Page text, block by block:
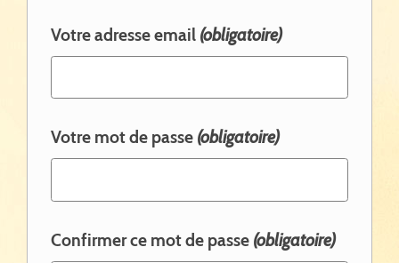
Votre adresse email (obligatoire)
Votre mot de passe (obligatoire)
Confirmer ce mot de passe (obligatoire)